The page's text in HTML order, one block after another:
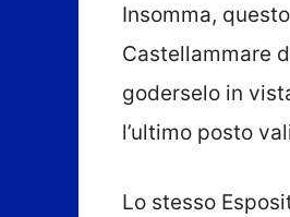
Insomma,
Castellammare
goderselo in
l’ultimo posto
Lo stesso